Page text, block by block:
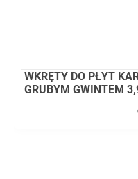
WKRĘTY DO PŁYT
GRUBYM GWINTEM